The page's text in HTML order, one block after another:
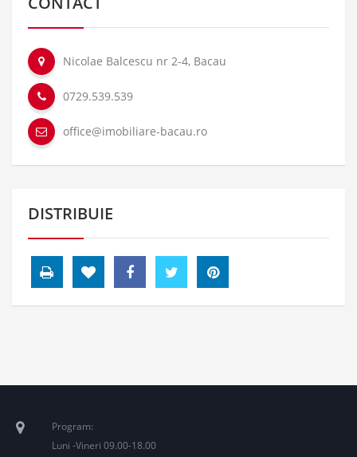
Nicolae Balcescu nr 2-4, Bacau
0729.539.539
office@imobiliare-bacau.ro
DISTRIBUIE
Program:
Luni -Vineri 09.00-18.00